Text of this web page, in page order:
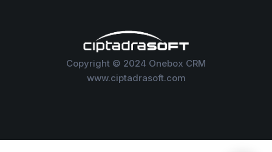
Copyright © 2024 Onebox CRM
www.ciptadrasoft.com